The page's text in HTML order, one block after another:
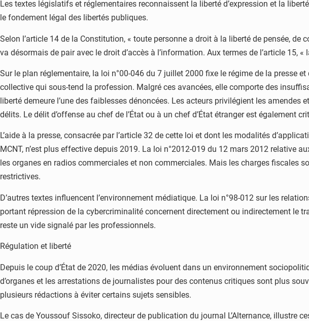
Les textes législatifs et réglementaires reconnaissent la liberté d’expression et la
le fondement légal des libertés publiques.
Selon l’article 14 de la Constitution, « toute personne a droit à la liberté de pensée, de
va désormais de pair avec le droit d’accès à l’information. Aux termes de l’article 15,
Sur le plan réglementaire, la loi n°00-046 du 7 juillet 2000 fixe le régime de la presse
collective qui sous-tend la profession. Malgré ces avancées, elle comporte des
liberté demeure l’une des faiblesses dénoncées. Les acteurs privilégient les
délits. Le délit d’offense au chef de l’État ou à un chef d’État étranger est également
L’aide à la presse, consacrée par l’article 32 de cette loi et dont les modalités
MCNT, n’est plus effective depuis 2019. La loi n°2012-019 du 12 mars 2012 relative
les organes en radios commerciales et non commerciales. Mais les charges fiscales
restrictives.
D’autres textes influencent l’environnement médiatique. La loi n°98-012 sur les
portant répression de la cybercriminalité concernent directement ou indirectement le
reste un vide signalé par les professionnels.
Régulation et liberté
Depuis le coup d’État de 2020, les médias évoluent dans un environnement
d’organes et les arrestations de journalistes pour des contenus critiques sont plus
plusieurs rédactions à éviter certains sujets sensibles.
Le cas de Youssouf Sissoko, directeur de publication du journal L’Alternance,